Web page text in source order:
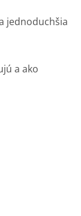
jednoduchšia
a ako